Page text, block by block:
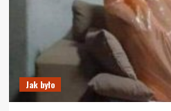
Jak było